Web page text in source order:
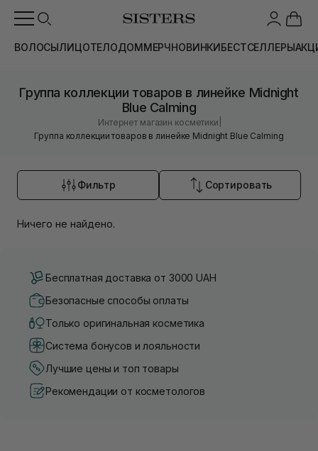
ВОЛОСЫЛИЦОТЕЛОДОММЕРЧНОВИНКИБЕСТСЕЛЛЕРЫ
Группа коллекции товаров в линейке Midnight
Blue Calming
Интернет магазин косметики
Группа коллекции товаров в линейке Midnight Blue Calming
Фильтр Сортировать
Ничего не найдено.
Бесплатная доставка от 3000 UAH
Безопасные способы оплаты
Только оригинальная косметика
Система бонусов и лояльности
Лучшие цены и топ товары
Рекомендации от косметологов